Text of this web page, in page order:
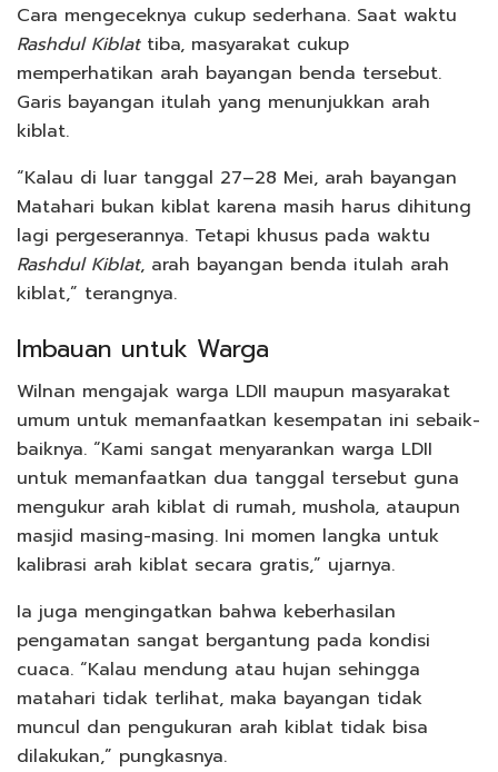
Cara mengeceknya cukup sederhana. Saat waktu
Rashdul Kiblattiba, masyarakat cukup
memperhatikan arah bayangan benda tersebut.
Garis bayangan itulah yang menunjukkan arah
kiblat.
“Kalau di luar tanggal 27–28 Mei, arah bayangan
Matahari bukan kiblat karena masih harus dihitung
lagi pergeserannya. Tetapi khusus pada waktu
Rashdul Kiblat, arah bayangan benda itulah arah
kiblat,” terangnya.
Imbauan untuk Warga
Wilnan mengajak warga LDII maupun masyarakat
umum untuk memanfaatkan kesempatan ini sebaik-
baiknya. “Kami sangat menyarankan warga LDII
untuk memanfaatkan dua tanggal tersebut guna
mengukur arah kiblat di rumah, mushola, ataupun
masjid masing-masing. Ini momen langka untuk
kalibrasi arah kiblat secara gratis,” ujarnya.
Ia juga mengingatkan bahwa keberhasilan
pengamatan sangat bergantung pada kondisi
cuaca. “Kalau mendung atau hujan sehingga
matahari tidak terlihat, maka bayangan tidak
muncul dan pengukuran arah kiblat tidak bisa
dilakukan,” pungkasnya.